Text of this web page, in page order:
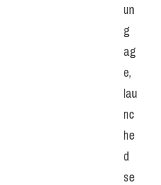
un
g
ag
e,
lau
nc
he
d
se